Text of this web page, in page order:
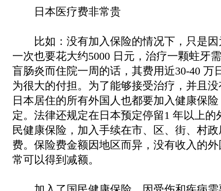
日本医疗费非常贵
比如：没有加入保险的情况下，只是因
一次也要花大约5000 日元，治疗一颗蛀牙
盲肠炎而住院一周的话，其费用近30-40 万
为很大的付担。为了能够接受治疗，并且
日本居住的所有外国人也都要加入健康保
定。法律还规定在日本预定停留1 年以上的
民健康保险，加入手续在市、区、街、村
费。保险费金额因地区而异，没有收入的
常可以得到减额。